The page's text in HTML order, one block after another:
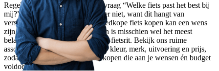
Regelmatig komt ‘ie voorbij; de vraag “Welke fiets past het best bij
mij?”. Een pasklaar antwoord is er niet, want dit hangt van
verschillende factoren af. Een goedkope fiets kopen kan een wens
zijn, maar een fiets op maat kopen is misschien wel het meest
belangrijke voor een comfortabele fietsrit. Bekijk ons ruime
assortiment en selecteer je fiets op kleur, merk, uitvoering en prijs,
zodat je een goedkope fiets kan kopen die aan je wensen én budget
voldoet. Bij ons vind je: